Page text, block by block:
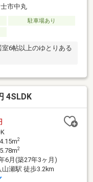
市中丸
駐車場あり
6帖以上のゆとりある
4SLDK
2
2
6月(築27年3ヶ月)
瀬駅 徒歩3.2km